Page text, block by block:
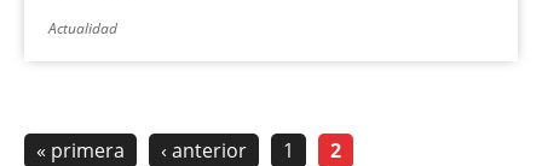
Actualidad
« primera ‹ anterior 1 2